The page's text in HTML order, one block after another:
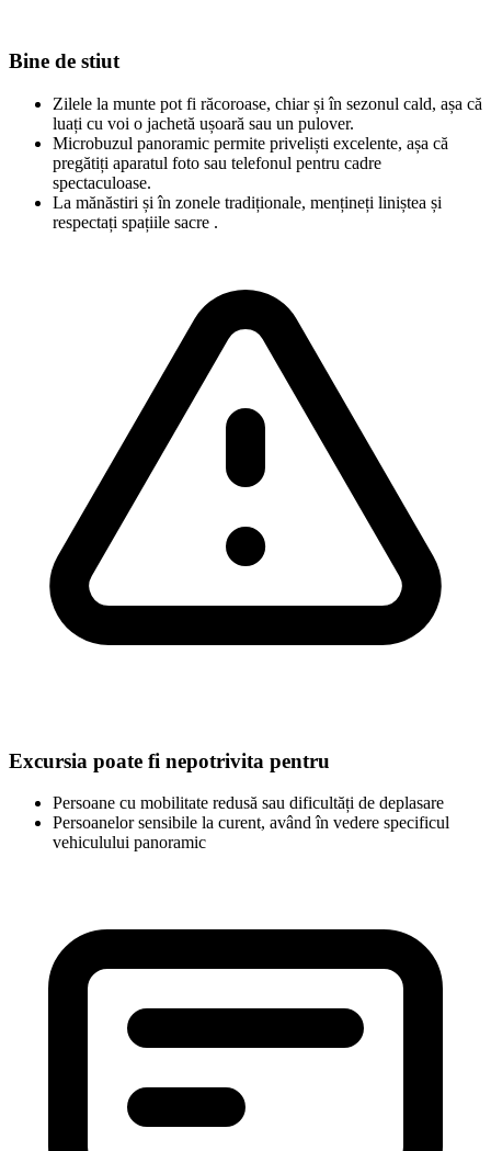
Bine de stiut
Zilele la munte pot fi răcoroase, chiar și în sezonul cald, așa că
luați cu voi o jachetă ușoară sau un pulover.
Microbuzul panoramic permite priveliști excelente, așa că
pregătiți aparatul foto sau telefonul pentru cadre
spectaculoase.
La mănăstiri și în zonele tradiționale, mențineți liniștea și
respectați spațiile sacre .
Excursia poate fi nepotrivita pentru
Persoane cu mobilitate redusă sau dificultăți de deplasare
Persoanelor sensibile la curent, având în vedere specificul
vehiculului panoramic